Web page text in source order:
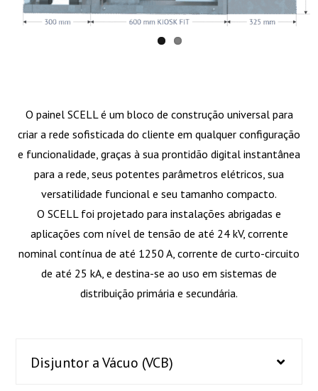
O painel SCELL é um bloco de construção universal para
criar a rede sofisticada do cliente em qualquer configuração
e funcionalidade, graças à sua prontidão digital instantânea
para a rede, seus potentes parâmetros elétricos, sua
versatilidade funcional e seu tamanho compacto.
O SCELL foi projetado para instalações abrigadas e
aplicações com nível de tensão de até 24 kV, corrente
nominal contínua de até 1250 A, corrente de curto-circuito
de até 25 kA, e destina-se ao uso em sistemas de
distribuição primária e secundária.
Disjuntor a Vácuo (VCB)